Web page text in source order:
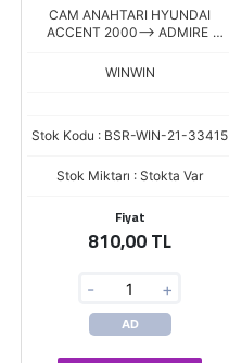
CAM ANAHTARI HYUNDAI
ACCENT 2000--> ADMIRE
WINWIN
Stok Kodu : BSR-WIN-21-33415
Stok Miktarı : Stokta Var
Fiyat
810,00 TL
- +
AD